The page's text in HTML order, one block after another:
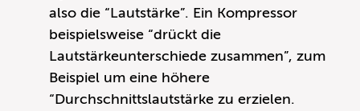
also die “Lautstärke”. Ein Kompressor
beispielsweise “drückt die
Lautstärkeunterschiede zusammen”, zum
Beispiel um eine höhere
“Durchschnittslautstärke zu erzielen.